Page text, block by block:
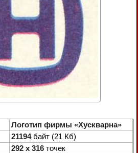
Логотип фирмы «Хускварна»
21194байт (21 Кб)
292 x 316 точек